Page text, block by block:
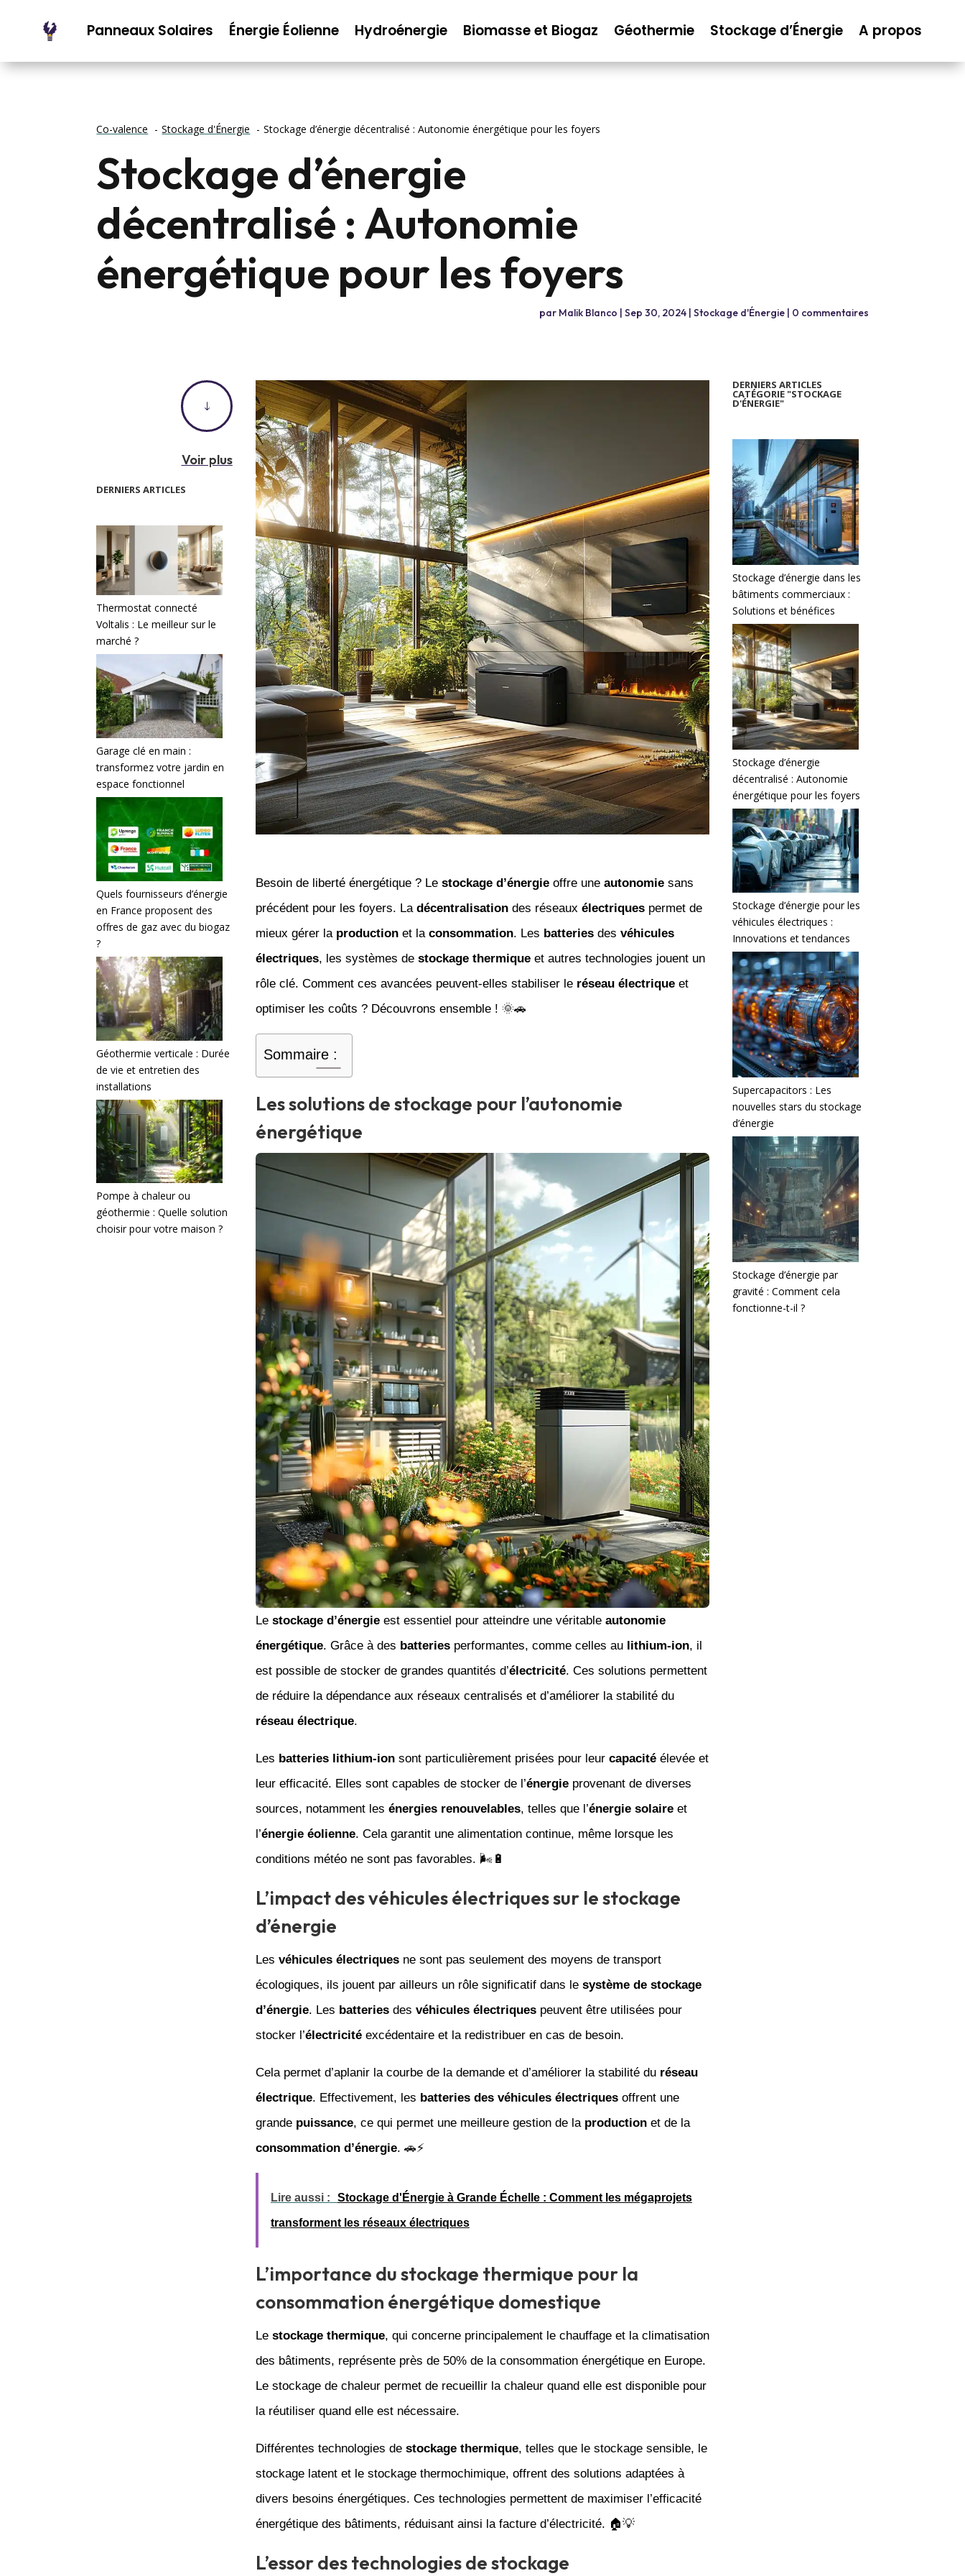
Panneaux Solaires Énergie Éolienne Hydroénergie Biomasse et Biogaz Géothermie Stockage d’Énergie A propos
Co-valence Stockage d'Énergie Stockage d’énergie décentralisé : Autonomie énergétique pour les foyers
Stockage d’énergie
décentralisé : Autonomie
énergétique pour les foyers
par Malik Blanco | Sep 30, 2024| Stockage d'Énergie| 0 commentaires
"
Voir plus
DERNIERS ARTICLES
Thermostat connecté
Voltalis : Le meilleur sur le
marché ?
Garage clé en main :
transformez votre jardin en
espace fonctionnel
Quels fournisseurs d’énergie
en France proposent des
offres de gaz avec du biogaz
?
Géothermie verticale : Durée
de vie et entretien des
installations
Pompe à chaleur ou
géothermie : Quelle solution
choisir pour votre maison ?
Besoin de liberté énergétique ? Le stockage d’énergieoffre une autonomiesans
précédent pour les foyers. La décentralisationdes réseaux électriquespermet de
mieux gérer la productionet la consommation. Les batteriesdes véhicules
électriques, les systèmes de stockage thermiqueet autres technologies jouent un
rôle clé. Comment ces avancées peuvent-elles stabiliser le réseau électriqueet
optimiser les coûts ? Découvrons ensemble ! 🌞🚗
Sommaire :
Les solutions de stockage pour l’autonomie
énergétique
Le stockage d’énergieest essentiel pour atteindre une véritable autonomie
énergétique. Grâce à des batteriesperformantes, comme celles au lithium-ion, il
est possible de stocker de grandes quantités d’électricité. Ces solutions permettent
de réduire la dépendance aux réseaux centralisés et d’améliorer la stabilité du
réseau électrique.
Les batteries lithium-ionsont particulièrement prisées pour leur capacitéélevée et
leur efficacité. Elles sont capables de stocker de l’énergieprovenant de diverses
sources, notamment les énergies renouvelables, telles que l’énergie solaireet
l’énergie éolienne. Cela garantit une alimentation continue, même lorsque les
conditions météo ne sont pas favorables. 🌬️🔋
L’impact des véhicules électriques sur le stockage
d’énergie
Les véhicules électriquesne sont pas seulement des moyens de transport
écologiques, ils jouent par ailleurs un rôle significatif dans le système de stockage
d’énergie. Les batteriesdes véhicules électriquespeuvent être utilisées pour
stocker l’électricitéexcédentaire et la redistribuer en cas de besoin.
Cela permet d’aplanir la courbe de la demande et d’améliorer la stabilité du réseau
électrique. Effectivement, les batteries des véhicules électriquesoffrent une
grande puissance, ce qui permet une meilleure gestion de la productionet de la
consommation d’énergie. 🚗⚡
Lire aussi : Stockage d'Énergie à Grande Échelle : Comment les mégaprojets
transforment les réseaux électriques
L’importance du stockage thermique pour la
consommation énergétique domestique
Le stockage thermique, qui concerne principalement le chauffage et la climatisation
des bâtiments, représente près de 50% de la consommation énergétique en Europe.
Le stockage de chaleur permet de recueillir la chaleur quand elle est disponible pour
la réutiliser quand elle est nécessaire.
Différentes technologies de stockage thermique, telles que le stockage sensible, le
stockage latent et le stockage thermochimique, offrent des solutions adaptées à
divers besoins énergétiques. Ces technologies permettent de maximiser l’efficacité
énergétique des bâtiments, réduisant ainsi la facture d’électricité. 🏠💡
L’essor des technologies de stockage
DERNIERS ARTICLES
CATÉGORIE "STOCKAGE
D'ÉNERGIE"
Stockage d’énergie dans les
bâtiments commerciaux :
Solutions et bénéfices
Stockage d’énergie
décentralisé : Autonomie
énergétique pour les foyers
Stockage d’énergie pour les
véhicules électriques :
Innovations et tendances
Supercapacitors : Les
nouvelles stars du stockage
d’énergie
Stockage d’énergie par
gravité : Comment cela
fonctionne-t-il ?